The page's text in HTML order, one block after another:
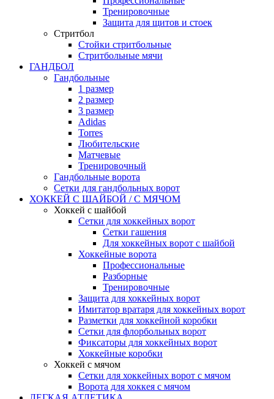
Тренировочные
Защита для щитов и стоек
Стритбол
Стойки стритбольные
Стритбольные мячи
ГАНДБОЛ
Гандбольные
1 размер
2 размер
3 размер
Adidas
Torres
Любительские
Матчевые
Тренировочный
Гандбольные ворота
Сетки для гандбольных ворот
ХОККЕЙ С ШАЙБОЙ / С МЯЧОМ
Хоккей с шайбой
Сетки для хоккейных ворот
Сетки гашения
Для хоккейных ворот с шайбой
Хоккейные ворота
Профессиональные
Разборные
Тренировочные
Защита для хоккейных ворот
Имитатор вратаря для хоккейных ворот
Разметки для хоккейной коробки
Сетки для флорбольных ворот
Фиксаторы для хоккейных ворот
Хоккейные коробки
Хоккей с мячом
Сетки для хоккейных ворот с мячом
Ворота для хоккея с мячом